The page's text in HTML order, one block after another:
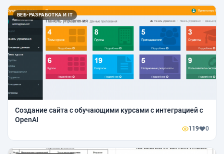
ВЕБ-РАЗРАБОТКА И IT
Создание сайта с обучающими курсами с интеграцией c
OpenAI
119 0